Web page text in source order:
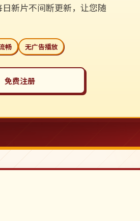
新片不间断更新，让您随
畅 无广告播放
免费注册